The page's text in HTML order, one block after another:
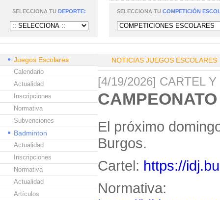
SELECCIONA TU DEPORTE: SELECCIONA TU COMPETICIÓN
Juegos Escolares
Calendario
Actualidad
Inscripciones
Normativa
Subvenciones
Badminton
Actualidad
Inscripciones
Normativa
Actualidad
Artículos
NOTICIAS JUEGOS ESCOLARES
[4/19/2026] CARTEL
El próximo
Burgos.
Cartel: https://
Normativa: